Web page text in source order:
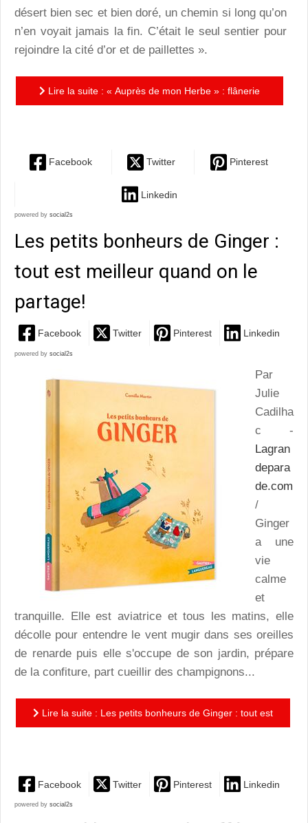
désert bien sec et bien doré, un chemin si long qu’on
n’en voyait jamais la fin. C’était le seul sentier pour
rejoindre la cité d’or et de paillettes ».
Lire la suite : « Auprès de mon Herbe » : flânerie
Facebook Twitter Pinterest
Linkedin
powered by social2s
Les petits bonheurs de Ginger :
tout est meilleur quand on le
partage!
Facebook Twitter Pinterest Linkedin
powered by social2s
Par
Julie
Cadilha
c -
Lagran
depara
de.com
/
Ginger
a une
vie
calme
et
tranquille. Elle est aviatrice et tous les matins, elle
décolle pour entendre le vent mugir dans ses oreilles
de renarde puis elle s'occupe de son jardin, prépare
de la confiture, part cueillir des champignons...
Lire la suite : Les petits bonheurs de Ginger : tout est
Facebook Twitter Pinterest Linkedin
powered by social2s